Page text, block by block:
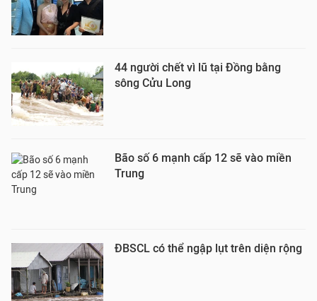
44 người chết vì lũ tại Đồng bằng
sông Cửu Long
Bão số 6 mạnh cấp 12 sẽ vào miền
Trung
ĐBSCL có thể ngập lụt trên diện rộng